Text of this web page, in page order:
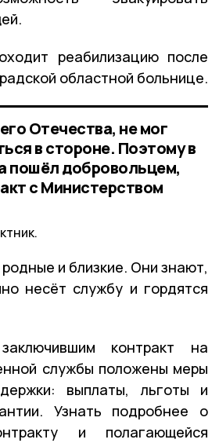
реабилизацию после
областной больнице.
Отечества, не мог
в стороне. Поэтому в
пошёл добровольцем,
с Министерством
и близкие. Они знают,
несёт службу и гордятся
контракт на
службы положены меры
выплаты, льготы и
Узнать подробнее о
и полагающейся